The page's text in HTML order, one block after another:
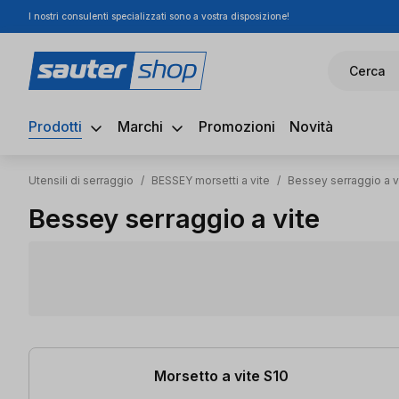
al contenuto principale
Salta alla ricerca
Passa alla navigazione principale
I nostri consulenti specializzati sono a vostra disposizione!
Cerca
Prodotti Marchi Promozioni Novità
Utensili di serraggio / BESSEY morsetti a vite / Bessey serraggio a
Bessey serraggio a vite
1 articolo trovato
Morsetto a vite S10